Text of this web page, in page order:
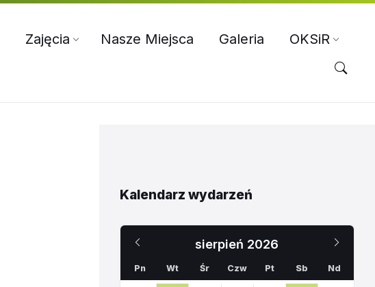
Zajęcia Nasze Miejsca Galeria OKSiR
Kalendarz wydarzeń
sierpień 2026
Poprzedni
miesiąc
Pn Wt Śr Czw Pt Sb Nd